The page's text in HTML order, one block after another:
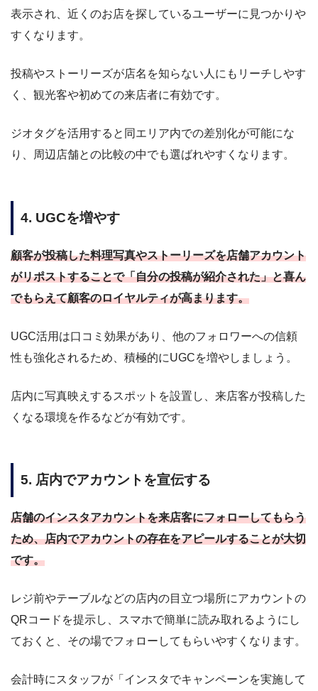
表示され、近くのお店を探しているユーザーに見つかりや
すくなります。
投稿やストーリーズが店名を知らない人にもリーチしやす
く、観光客や初めての来店者に有効です。
ジオタグを活用すると同エリア内での差別化が可能にな
り、周辺店舗との比較の中でも選ばれやすくなります。
4. UGCを増やす
顧客が投稿した料理写真やストーリーズを店舗アカウント
がリポストすることで「自分の投稿が紹介された」と喜ん
でもらえて顧客のロイヤルティが高まります。
UGC活用は口コミ効果があり、他のフォロワーへの信頼
性も強化されるため、積極的にUGCを増やしましょう。
店内に写真映えするスポットを設置し、来店客が投稿した
くなる環境を作るなどが有効です。
5. 店内でアカウントを宣伝する
店舗のインスタアカウントを来店客にフォローしてもらう
ため、店内でアカウントの存在をアピールすることが大切
です。
レジ前やテーブルなどの店内の目立つ場所にアカウントの
QRコードを提示し、スマホで簡単に読み取れるようにし
ておくと、その場でフォローしてもらいやすくなります。
会計時にスタッフが「インスタでキャンペーンを実施して